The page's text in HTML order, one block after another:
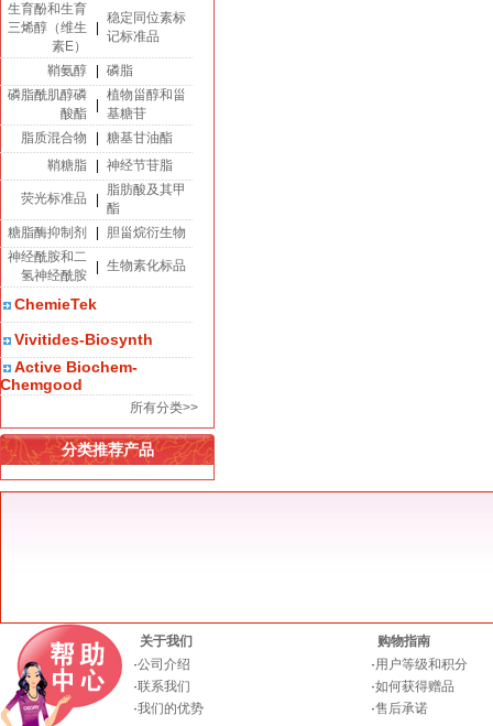
生育酚和生育
三烯醇（维生
素E）
稳定同位素标
记标准品
鞘氨醇
磷脂
磷脂酰肌醇磷
酸酯
植物甾醇和甾
基糖苷
脂质混合物
糖基甘油酯
鞘糖脂
神经节苷脂
荧光标准品
脂肪酸及其甲
酯
糖脂酶抑制剂
胆甾烷衍生物
神经酰胺和二
氢神经酰胺
生物素化标品
ChemieTek
Vivitides-Biosynth
Active Biochem-
Chemgood
所有分类>>
分类推荐产品
关于我们
·公司介绍
·联系我们
·我们的优势
购物指南
·用户等级和积分
·如何获得赠品
·售后承诺